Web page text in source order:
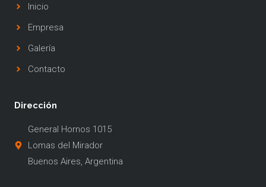
Inicio
Empresa
Galería
Contacto
Dirección
General Hornos 1015
Lomas del Mirador
Buenos Aires, Argentina